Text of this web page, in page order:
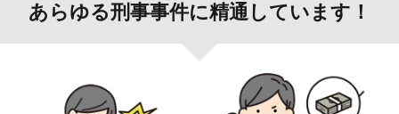
あらゆる刑事事件に精通しています！